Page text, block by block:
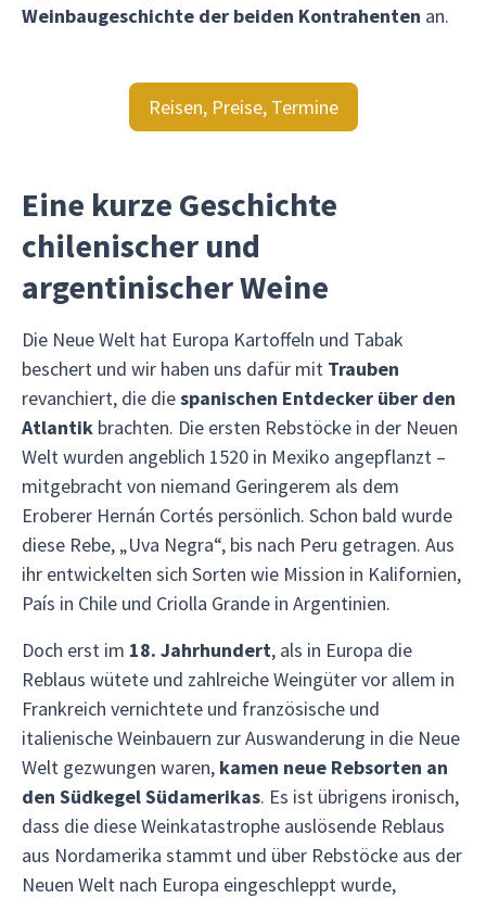
Weinbaugeschichte der beiden Kontrahenten an.
Reisen, Preise, Termine
Eine kurze Geschichte
chilenischer und
argentinischer Weine
Die Neue Welt hat Europa Kartoffeln und Tabak
beschert und wir haben uns dafür mit Trauben
revanchiert, die diespanischen Entdecker über den
Atlantik brachten. Die ersten Rebstöcke in der Neuen
Welt wurden angeblich 1520 in Mexiko angepflanzt –
mitgebracht von niemand Geringerem als dem
Eroberer Hernán Cortés persönlich. Schon bald wurde
diese Rebe, „Uva Negra“, bis nach Peru getragen. Aus
ihr entwickelten sich Sorten wie Mission in Kalifornien,
País in Chile und Criolla Grande in Argentinien.
Doch erst im 18. Jahrhundert, als in Europa die
Reblaus wütete und zahlreiche Weingüter vor allem in
Frankreich vernichtete und französische und
italienische Weinbauern zur Auswanderung in die Neue
Welt gezwungen waren, kamen neue Rebsorten an
den Südkegel Südamerikas. Es ist übrigens ironisch,
dass die diese Weinkatastrophe auslösende Reblaus
aus Nordamerika stammt und über Rebstöcke aus der
Neuen Welt nach Europa eingeschleppt wurde,